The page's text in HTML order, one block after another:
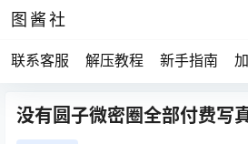
图酱社
联系客服 解压教程 新手指南
没有圆子微密圈全部付费写